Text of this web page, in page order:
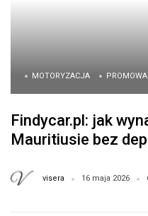
MOTORYZACJA
Findycar.pl: jak
Mauritiusie bez
visera 16 maja 2026